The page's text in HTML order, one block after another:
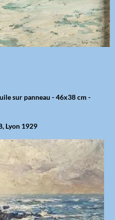
sur panneau - 46x38 cm -
Lyon 1929